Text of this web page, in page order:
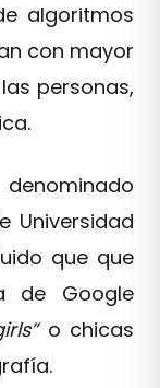
algoritmos
con mayor
personas,
Universidad
que que
de Google
o chicas